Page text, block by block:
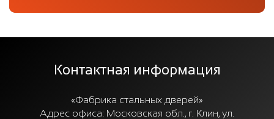
Контактная информация
«Фабрика стальных дверей»
Адрес офиса: Московская обл., г. Клин, ул.